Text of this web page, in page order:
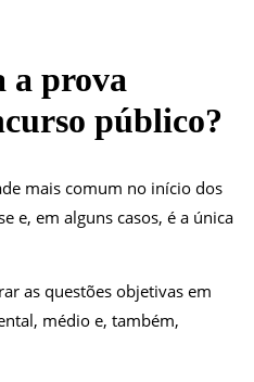
a prova
público?
mais comum no início dos
e, em alguns casos, é a única
as questões objetivas em
médio e, também,